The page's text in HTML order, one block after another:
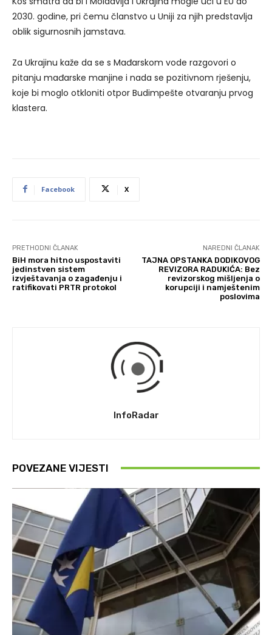
2030. godine, pri čemu članstvo u Uniji za njih predstavlja
oblik sigurnosnih jamstava.
Za Ukrajinu kaže da se s Mađarskom vode razgovori o
pitanju mađarske manjine i nada se pozitivnom rješenju,
koje bi moglo otkloniti otpor Budimpešte otvaranju prvog
klastera.
Facebook X
PRETHODNI ČLANAK
BiH mora hitno uspostaviti
jedinstven sistem
izvještavanja o zagađenju i
ratifikovati PRTR protokol
NAREDNI ČLANAK
TAJNA OPSTANKA DODIKOVOG
REVIZORA RADUKIĆA: Bez
revizorskog mišljenja o
korupciji i namještenim
poslovima
InfoRadar
POVEZANE VIJESTI